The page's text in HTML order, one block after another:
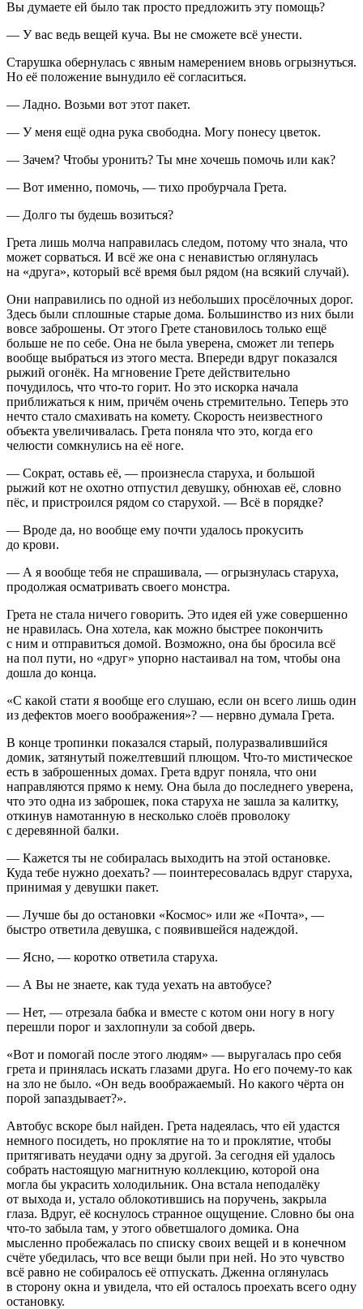
Вы думаете ей было так просто предложить эту помощь?
— У вас ведь вещей куча. Вы не сможете всё унести.
Старушка обернулась с явным намерением вновь огрызнуться.
Но её положение вынудило её согласиться.
— Ладно. Возьми вот этот пакет.
— У меня ещё одна рука свободна. Могу понесу цветок.
— Зачем? Чтобы уронить? Ты мне хочешь помочь или как?
— Вот именно, помочь, — тихо пробурчала Грета.
— Долго ты будешь возиться?
Грета лишь молча направилась следом, потому что знала, что
может сорваться. И всё же она с ненавистью оглянулась
на «друга», который всё время был рядом (на всякий случай).
Они направились по одной из небольших просёлочных дорог.
Здесь были сплошные старые дома. Большинство из них были
вовсе заброшены. От этого Грете становилось только ещё
больше не по себе. Она не была уверена, сможет ли теперь
вообще выбраться из этого места. Впереди вдруг показался
рыжий огонёк. На мгновение Грете действительно
почудилось, что что-то горит. Но это искорка начала
приближаться к ним, причём очень стремительно. Теперь это
нечто стало смахивать на комету. Скорость неизвестного
объекта увеличивалась. Грета поняла что это, когда его
челюсти сомкнулись на её ноге.
— Сократ, оставь её, — произнесла старуха, и большой
рыжий кот не охотно отпустил девушку, обнюхав её, словно
пёс, и пристроился рядом со старухой. — Всё в порядке?
— Вроде да, но вообще ему почти удалось прокусить
до крови.
— А я вообще тебя не спрашивала, — огрызнулась старуха,
продолжая осматривать своего монстра.
Грета не стала ничего говорить. Это идея ей уже совершенно
не нравилась. Она хотела, как можно быстрее покончить
с ним и отправиться домой. Возможно, она бы бросила всё
на пол пути, но «друг» упорно настаивал на том, чтобы она
дошла до конца.
«С какой стати я вообще его слушаю, если он всего лишь один
из дефектов моего воображения»? — нервно думала Грета.
В конце тропинки показался старый, полуразвалившийся
домик, затянутый пожелтевший плющом. Что-то мистическое
есть в заброшенных домах. Грета вдруг поняла, что они
направляются прямо к нему. Она была до последнего уверена,
что это одна из заброшек, пока старуха не зашла за калитку,
откинув намотанную в несколько слоёв проволоку
с деревянной балки.
— Кажется ты не собиралась выходить на этой остановке.
Куда тебе нужно доехать? — поинтересовалась вдруг старуха,
принимая у девушки пакет.
— Лучше бы до остановки «Космос» или же «Почта», —
быстро ответила девушка, с появившейся надеждой.
— Ясно, — коротко ответила старуха.
— А Вы не знаете, как туда уехать на автобусе?
— Нет, — отрезала бабка и вместе с котом они ногу в ногу
перешли порог и захлопнули за собой дверь.
«Вот и помогай после этого людям» — выругалась про себя
грета и принялась искать глазами друга. Но его почему-то как
на зло не было. «Он ведь воображаемый. Но какого чёрта он
порой запаздывает?».
Автобус вскоре был найден. Грета надеялась, что ей удастся
немного посидеть, но проклятие на то и проклятие, чтобы
притягивать неудачи одну за другой. За сегодня ей удалось
собрать настоящую магнитную коллекцию, которой она
могла бы украсить холодильник. Она встала неподалёку
от выхода и, устало облокотившись на поручень, закрыла
глаза. Вдруг, её коснулось странное ощущение. Словно бы она
что-то забыла там, у этого обветшалого домика. Она
мысленно пробежалась по списку своих вещей и в конечном
счёте убедилась, что все вещи были при ней. Но это чувство
всё равно не собиралось её отпускать. Дженна оглянулась
в сторону окна и увидела, что ей осталось проехать всего одну
остановку.